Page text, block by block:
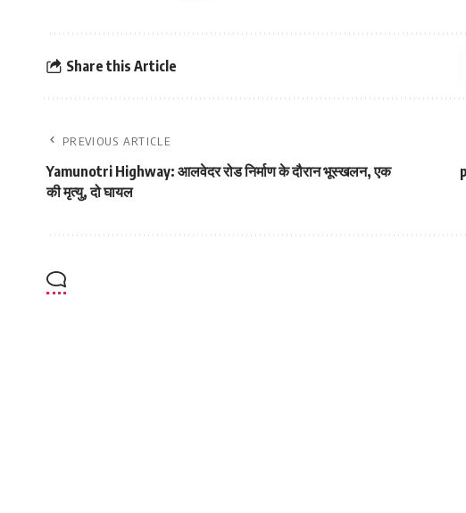
Share this Article
PREVIOUS ARTICLE
Yamunotri Highway: आलवेदर रोड निर्माण के दौरान भूस्‍खलन, एक
की मृत्‍यु, दो घायल